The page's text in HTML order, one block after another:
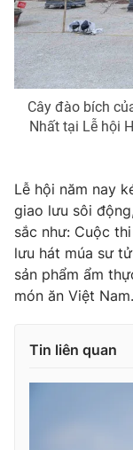
Ðiện thoại Thời báo
Email:
Liên hệ quảng cáo:
thông tin từ website
Cây đào bích
Nhất tại Lễ hội
Lễ hội năm nay
giao lưu sôi
sắc như: Cuộc
lưu hát múa sư
sản phẩm ẩm
món ăn Việt Nam.
Tin liên quan